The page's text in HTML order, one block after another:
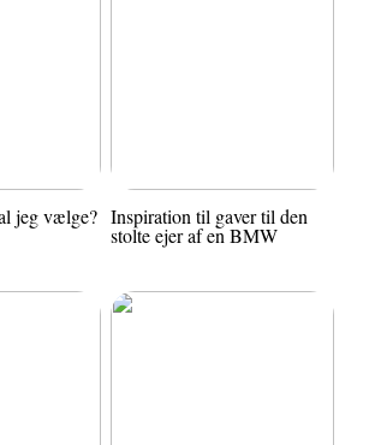
jeg vælge? Inspiration til gaver til den
stolte ejer af en BMW